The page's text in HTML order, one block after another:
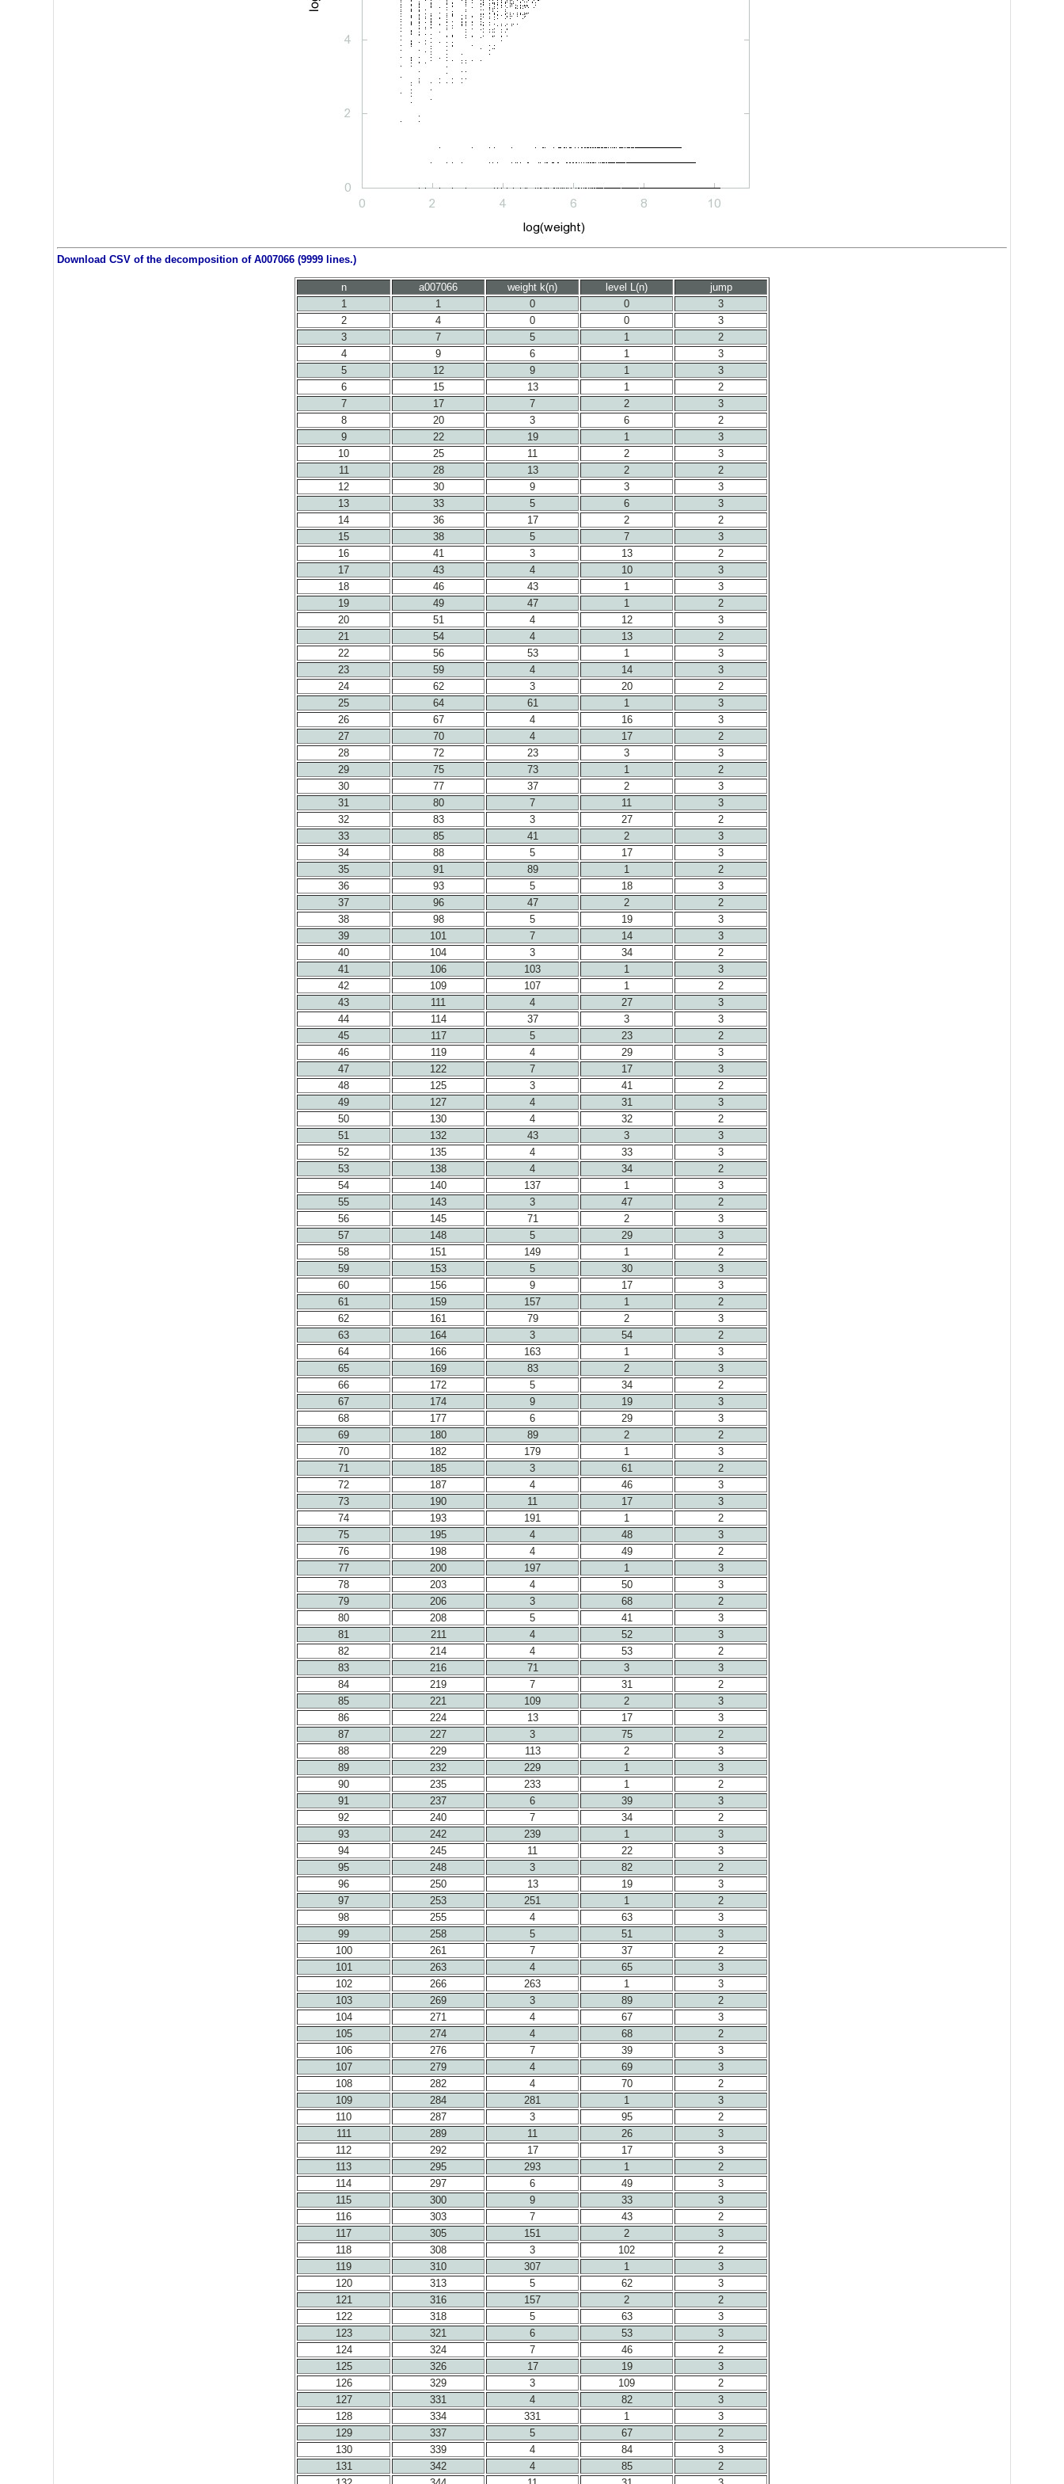
Download CSV of the decomposition of A007066 (9999 lines.)
n a007066 weight k(n) level L(n)
jump
1
1 0 0
3
2
4 0 0
3
3
7 5 1
2
4
9 6 1
3
5
12 9 1
3
6
15 13 1
2
7
17 7 2
3
8
20 3 6
2
9
22 19 1
3
10
25 11 2
3
11
28 13 2
2
12
30 9 3
3
13
33 5 6
3
14
36 17 2
2
15
38 5 7
3
16
41 3 13
2
17
43 4 10
3
18
46 43 1
3
19
49 47 1
2
20
51 4 12
3
21
54 4 13
2
22
56 53 1
3
23
59 4 14
3
24
62 3 20
2
25
64 61 1
3
26
67 4 16
3
27
70 4 17
2
28
72 23 3
3
29
75 73 1
2
30
77 37 2
3
31
80 7 11
3
32
83 3 27
2
33
85 41 2
3
34
88 5 17
3
35
91 89 1
2
36
93 5 18
3
37
96 47 2
2
38
98 5 19
3
39
101 7 14
3
40
104 3 34
2
41
106 103 1
3
42
109 107 1
2
43
111 4 27
3
44
114 37 3
3
45
117 5 23
2
46
119 4 29
3
47
122 7 17
3
48
125 3 41
2
49
127 4 31
3
50
130 4 32
2
51
132 43 3
3
52
135 4 33
3
53
138 4 34
2
54
140 137 1
3
55
143 3 47
2
56
145 71 2
3
57
148 5 29
3
58
151 149 1
2
59
153 5 30
3
60
156 9 17
3
61
159 157 1
2
62
161 79 2
3
63
164 3 54
2
64
166 163 1
3
65
169 83 2
3
66
172 5 34
2
67
174 9 19
3
68
177 6 29
3
69
180 89 2
2
70
182 179 1
3
71
185 3 61
2
72
187 4 46
3
73
190 11 17
3
74
193 191 1
2
75
195 4 48
3
76
198 4 49
2
77
200 197 1
3
78
203 4 50
3
79
206 3 68
2
80
208 5 41
3
81
211 4 52
3
82
214 4 53
2
83
216 71 3
3
84
219 7 31
2
85
221 109 2
3
86
224 13 17
3
87
227 3 75
2
88
229 113 2
3
89
232 229 1
3
90
235 233 1
2
91
237 6 39
3
92
240 7 34
2
93
242 239 1
3
94
245 11 22
3
95
248 3 82
2
96
250 13 19
3
97
253 251 1
2
98
255 4 63
3
99
258 5 51
3
100
261 7 37
2
101
263 4 65
3
102
266 263 1
3
103
269 3 89
2
104
271 4 67
3
105
274 4 68
2
106
276 7 39
3
107
279 4 69
3
108
282 4 70
2
109
284 281 1
3
110
287 3 95
2
111
289 11 26
3
112
292 17 17
3
113
295 293 1
2
114
297 6 49
3
115
300 9 33
3
116
303 7 43
2
117
305 151 2
3
118
308 3 102
2
119
310 307 1
3
120
313 5 62
3
121
316 157 2
2
122
318 5 63
3
123
321 6 53
3
124
324 7 46
2
125
326 17 19
3
126
329 3 109
2
127
331 4 82
3
128
334 331 1
3
129
337 5 67
2
130
339 4 84
3
131
342 4 85
2